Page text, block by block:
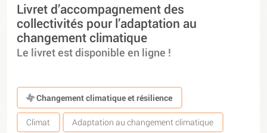
Livret d’accompagnement des
collectivités pour l’adaptation au
changement climatique
Le livret est disponible en ligne !
Changement climatique et résilience
Climat Adaptation au changement climatique